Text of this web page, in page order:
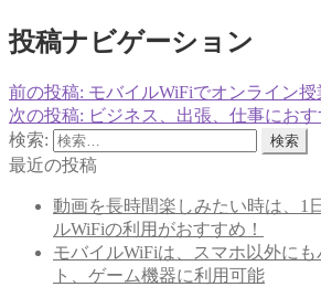
投稿ナビゲーション
前の投稿: モバイルWiFiでオンライン
次の投稿: ビジネス、出張、仕事にお
検索:
最近の投稿
動画を長時間楽しみたい時は、1
ルWiFiの利用がおすすめ！
モバイルWiFiは、スマホ以外に
ト、ゲーム機器に利用可能